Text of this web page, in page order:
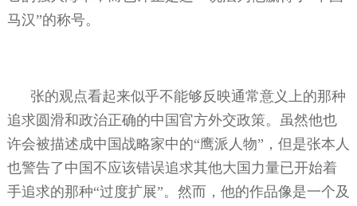
马汉”的称号。
张的观点看起来似乎不能够反映通常意义上的那种
追求圆滑和政治正确的中国官方外交政策。虽然他也
许会被描述成中国战略家中的“鹰派人物”，但是张本人
也警告了中国不应该错误追求其他大国力量已开始着
手追求的那种“过度扩展”。然而，他的作品像是一个及